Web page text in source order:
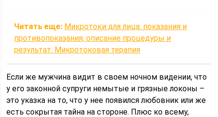
Читать еще: Микротоки для лица: показания и
противопоказания, описание процедуры и
результат. Микротоковая терапия
Если же мужчина видит в своем ночном видении, что
у его законной супруги немытые и грязные локоны –
это указка на то, что у нее появился любовник или же
есть сокрытая тайна на стороне. Плюс ко всему,